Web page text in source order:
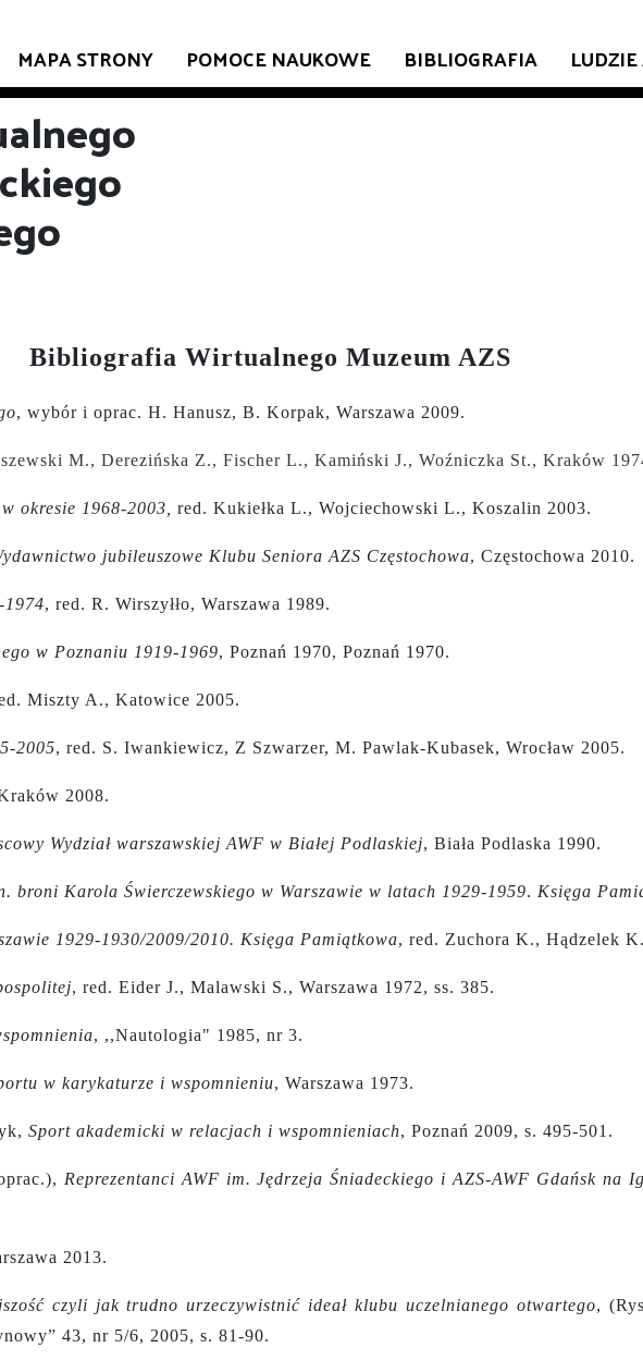
MAPA STRONY POMOCE NAUKOWE BIBLIOGRAFIA
Bibliografia Wirtualnego Muzeum AZS
, wybór i oprac. H. Hanusz, B. Korpak, Warszawa 2009.
M., Derezińska Z., Fischer L., Kamiński J., Woźniczka St., Kraków
okresie 1968-2003, red. Kukiełka L., Wojciechowski L., Koszalin 2003.
jubileuszowe Klubu Seniora AZS Częstochowa, Częstochowa 2010.
1974, red. R. Wirszyłło, Warszawa 1989.
w Poznaniu 1919-1969, Poznań 1970, Poznań 1970.
Miszty A., Katowice 2005.
2005, red. S. Iwankiewicz, Z Szwarzer, M. Pawlak-Kubasek, Wrocław 2005.
2008.
Wydział warszawskiej AWF w Białej Podlaskiej, Biała Podlaska 1990.
broni Karola Świerczewskiego w Warszawie w latach 1929-1959. Księga
1929-1930/2009/2010. Księga Pamiątkowa, red. Zuchora K., Hądzelek
, red. Eider J., Malawski S., Warszawa 1972, ss. 385.
, ,,Nautologia" 1985, nr 3.
w karykaturze i wspomnieniu, Warszawa 1973.
Sport akademicki w relacjach i wspomnieniach, Poznań 2009, s. 495-501.
Reprezentanci AWF im. Jędrzeja Śniadeckiego i AZS-AWF Gdańsk na
2013.
czyli jak trudno urzeczywistnić ideał klubu uczelnianego otwartego,
43, nr 5/6, 2005, s. 81-90.